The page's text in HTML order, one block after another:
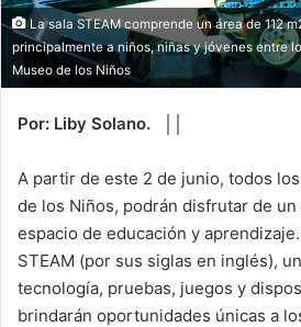
La sala STEAM comprende un área de 112
principalmente a niños, niñas y jóvenes entre
Museo de los Niños
Por: Liby Solano. ││
A partir de este 2 de junio, todos
de los Niños, podrán disfrutar de
espacio de educación y
STEAM (por sus siglas en inglés),
tecnología, pruebas, juegos y
brindarán oportunidades únicas a